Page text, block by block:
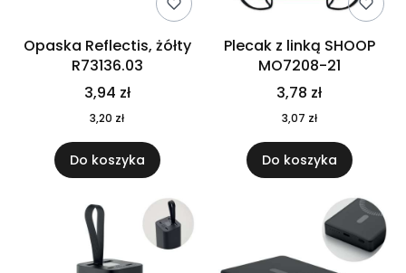
Opaska Reflectis, żółty
R73136.03
3,94 zł
3,20 zł
Do koszyka
Plecak z linką SHOOP
MO7208-21
3,78 zł
3,07 zł
Do koszyka